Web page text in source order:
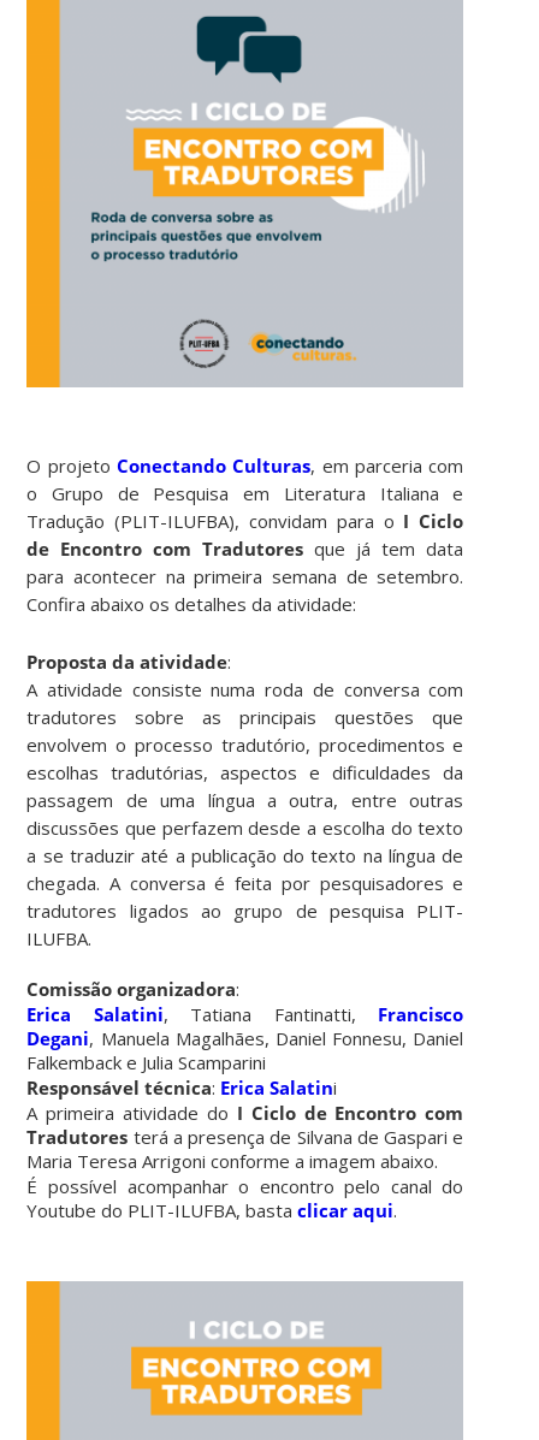
O projetoConectando Culturas, em parceria com
o Grupo de Pesquisa em Literatura Italiana e
Tradução (PLIT-ILUFBA), convidam para o I Ciclo
de Encontro com Tradutores que já tem data
para acontecer na primeira semana de setembro.
Confira abaixo os detalhes da atividade:
Proposta da atividade:
A atividade consiste numa roda de conversa com
tradutores sobre as principais questões que
envolvem o processo tradutório, procedimentos e
escolhas tradutórias, aspectos e dificuldades da
passagem de uma língua a outra, entre outras
discussões que perfazem desde a escolha do texto
a se traduzir até a publicação do texto na língua de
chegada. A conversa é feita por pesquisadores e
tradutores ligados ao grupo de pesquisa PLIT-
ILUFBA.
Comissão organizadora:ㅤㅤㅤㅤㅤㅤ ㅤㅤㅤㅤㅤㅤㅤㅤㅤㅤㅤㅤㅤ ㅤㅤㅤㅤㅤㅤㅤㅤㅤㅤㅤㅤㅤ ㅤㅤㅤㅤㅤㅤㅤ
Erica Salatini, Tatiana Fantinatti, Francisco
Degani, Manuela Magalhães, Daniel Fonnesu, Daniel
Falkemback e Julia Scampariniㅤㅤㅤㅤㅤㅤ ㅤㅤㅤㅤㅤㅤㅤㅤㅤㅤㅤㅤㅤ ㅤㅤㅤㅤㅤㅤㅤㅤㅤㅤㅤㅤㅤ ㅤㅤㅤㅤㅤㅤㅤ
Responsável técnica: Erica Salatini ㅤㅤㅤㅤㅤㅤ ㅤㅤㅤㅤㅤㅤㅤㅤㅤㅤㅤㅤㅤ ㅤㅤㅤㅤㅤㅤㅤ
A primeira atividade do I Ciclo de Encontro com
Tradutores terá a presença de Silvana de Gaspari e
Maria Teresa Arrigoni conforme a imagem abaixo.ㅤㅤㅤㅤㅤㅤ ㅤㅤㅤㅤㅤㅤㅤㅤㅤㅤㅤㅤㅤ ㅤㅤㅤㅤㅤㅤㅤ
É possível acompanhar o encontro pelo canal do
Youtube do PLIT-ILUFBA, bastaclicar aqui.ㅤㅤㅤㅤㅤㅤ ㅤㅤㅤㅤㅤㅤㅤ